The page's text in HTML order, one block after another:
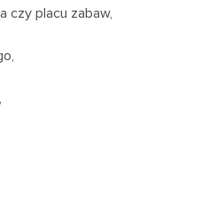
czy placu zabaw,